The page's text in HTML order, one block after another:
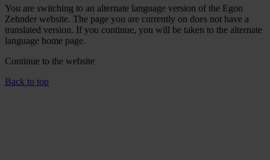
You are switching to an alternate language version of the Egon
Zehnder website. The page you are currently on does not have a
translated version. If you continue, you will be taken to the alternate
language home page.
Continue to the website
Back to top